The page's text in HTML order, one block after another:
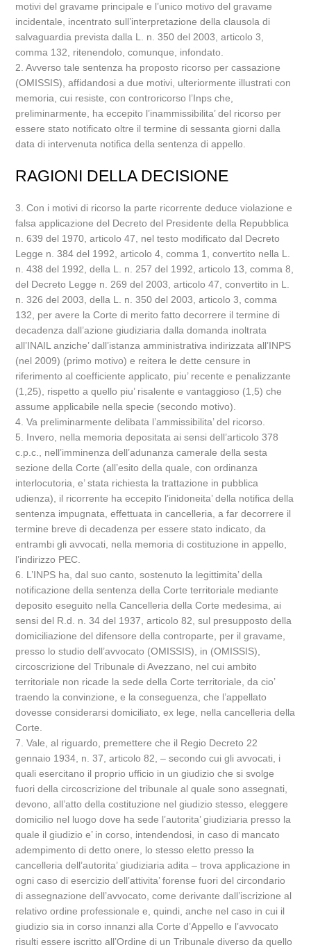
motivi del gravame principale e l’unico motivo del gravame
incidentale, incentrato sull’interpretazione della clausola di
salvaguardia prevista dalla L. n. 350 del 2003, articolo 3,
comma 132, ritenendolo, comunque, infondato.
2. Avverso tale sentenza ha proposto ricorso per cassazione
(OMISSIS), affidandosi a due motivi, ulteriormente illustrati con
memoria, cui resiste, con controricorso l’Inps che,
preliminarmente, ha eccepito l’inammissibilita’ del ricorso per
essere stato notificato oltre il termine di sessanta giorni dalla
data di intervenuta notifica della sentenza di appello.
RAGIONI DELLA DECISIONE
3. Con i motivi di ricorso la parte ricorrente deduce violazione e
falsa applicazione del Decreto del Presidente della Repubblica
n. 639 del 1970, articolo 47, nel testo modificato dal Decreto
Legge n. 384 del 1992, articolo 4, comma 1, convertito nella L.
n. 438 del 1992, della L. n. 257 del 1992, articolo 13, comma 8,
del Decreto Legge n. 269 del 2003, articolo 47, convertito in L.
n. 326 del 2003, della L. n. 350 del 2003, articolo 3, comma
132, per avere la Corte di merito fatto decorrere il termine di
decadenza dall’azione giudiziaria dalla domanda inoltrata
all’INAIL anziche’ dall’istanza amministrativa indirizzata all’INPS
(nel 2009) (primo motivo) e reitera le dette censure in
riferimento al coefficiente applicato, piu’ recente e penalizzante
(1,25), rispetto a quello piu’ risalente e vantaggioso (1,5) che
assume applicabile nella specie (secondo motivo).
4. Va preliminarmente delibata l’ammissibilita’ del ricorso.
5. Invero, nella memoria depositata ai sensi dell’articolo 378
c.p.c., nell’imminenza dell’adunanza camerale della sesta
sezione della Corte (all’esito della quale, con ordinanza
interlocutoria, e’ stata richiesta la trattazione in pubblica
udienza), il ricorrente ha eccepito l’inidoneita’ della notifica della
sentenza impugnata, effettuata in cancelleria, a far decorrere il
termine breve di decadenza per essere stato indicato, da
entrambi gli avvocati, nella memoria di costituzione in appello,
l’indirizzo PEC.
6. L’INPS ha, dal suo canto, sostenuto la legittimita’ della
notificazione della sentenza della Corte territoriale mediante
deposito eseguito nella Cancelleria della Corte medesima, ai
sensi del R.d. n. 34 del 1937, articolo 82, sul presupposto della
domiciliazione del difensore della controparte, per il gravame,
presso lo studio dell’avvocato (OMISSIS), in (OMISSIS),
circoscrizione del Tribunale di Avezzano, nel cui ambito
territoriale non ricade la sede della Corte territoriale, da cio’
traendo la convinzione, e la conseguenza, che l’appellato
dovesse considerarsi domiciliato, ex lege, nella cancelleria della
Corte.
7. Vale, al riguardo, premettere che il Regio Decreto 22
gennaio 1934, n. 37, articolo 82, – secondo cui gli avvocati, i
quali esercitano il proprio ufficio in un giudizio che si svolge
fuori della circoscrizione del tribunale al quale sono assegnati,
devono, all’atto della costituzione nel giudizio stesso, eleggere
domicilio nel luogo dove ha sede l’autorita’ giudiziaria presso la
quale il giudizio e’ in corso, intendendosi, in caso di mancato
adempimento di detto onere, lo stesso eletto presso la
cancelleria dell’autorita’ giudiziaria adita – trova applicazione in
ogni caso di esercizio dell’attivita’ forense fuori del circondario
di assegnazione dell’avvocato, come derivante dall’iscrizione al
relativo ordine professionale e, quindi, anche nel caso in cui il
giudizio sia in corso innanzi alla Corte d’Appello e l’avvocato
risulti essere iscritto all’Ordine di un Tribunale diverso da quello